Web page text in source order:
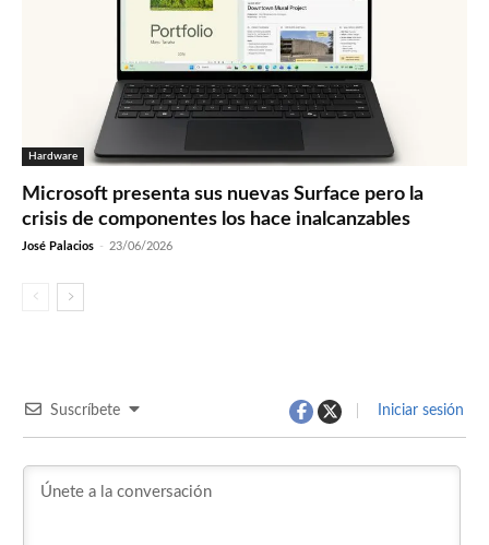
Hardware
Microsoft presenta sus nuevas Surface pero la
crisis de componentes los hace inalcanzables
José Palacios - 23/06/2026
Suscríbete Iniciar sesión